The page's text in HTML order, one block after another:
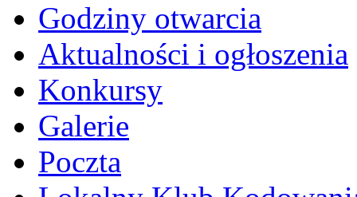
Godziny otwarcia
Aktualności i ogłoszenia
Konkursy
Galerie
Poczta